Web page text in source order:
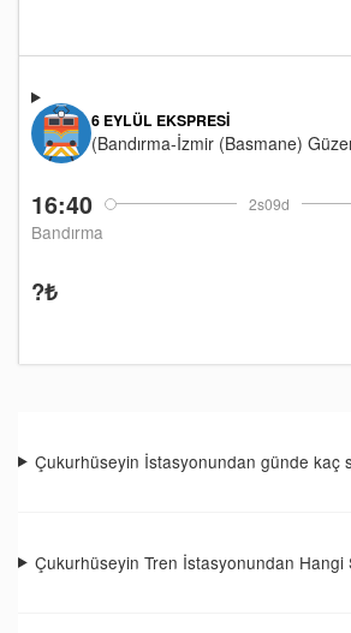
16:40 2s09d
Bandırma
6 EYLÜL EKSPRESI
(Bandırma-İzmir (Basmane)
?₺
Çukurhüseyin İstasyonundan günde kaç
Çukurhüseyin Tren İstasyonundan